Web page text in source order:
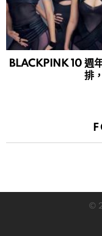
BLACKPINK 10 週
排
©